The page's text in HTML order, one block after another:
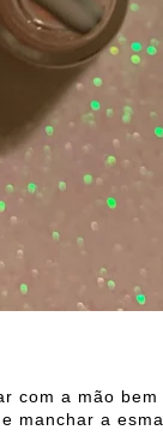
com a mão
manchar a